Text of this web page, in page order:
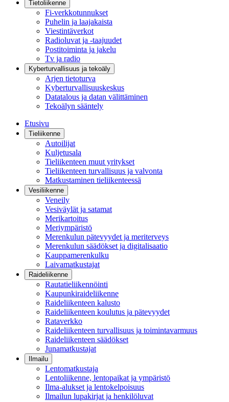
Tietoliikenne
Fi-verkkotunnukset
Puhelin ja laajakaista
Viestintäverkot
Radioluvat ja -taajuudet
Postitoiminta ja jakelu
Tv ja radio
Kyberturvallisuus ja tekoäly
Arjen tietoturva
Kyberturvallisuuskeskus
Datatalous ja datan välittäminen
Tekoälyn sääntely
Etusivu
Tieliikenne
Autoilijat
Kuljetusala
Tieliikenteen muut yritykset
Tieliikenteen turvallisuus ja valvonta
Matkustaminen tieliikenteessä
Vesiliikenne
Veneily
Vesiväylät ja satamat
Merikartoitus
Meriympäristö
Merenkulun pätevyydet ja meriterveys
Merenkulun säädökset ja digitalisaatio
Kauppamerenkulku
Laivamatkustajat
Raideliikenne
Rautatieliikennöinti
Kaupunkiraideliikenne
Raideliikenteen kalusto
Raideliikenteen koulutus ja pätevyydet
Rataverkko
Raideliikenteen turvallisuus ja toimintavarmuus
Raideliikenteen säädökset
Junamatkustajat
Ilmailu
Lentomatkustaja
Lentoliikenne, lentopaikat ja ympäristö
Ilma-alukset ja lentokelpoisuus
Ilmailun lupakirjat ja henkilöluvat